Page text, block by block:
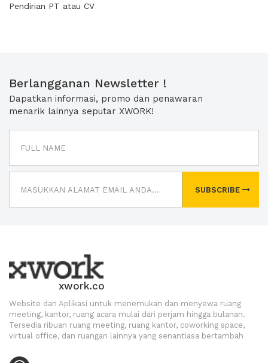
Pendirian PT atau CV
Berlangganan Newsletter !
Dapatkan informasi, promo dan penawaran
menarik lainnya seputar XWORK!
SUBSCRIBE
xwork.co
Website dan Aplikasi untuk menemukan dan menyewa ruang
meeting, kantor, ruang acara mulai dari perjam hingga bulanan.
Tersedia ribuan ruang meeting, ruang kantor, coworking space,
virtual office, dan ruangan lainnya yang senantiasa bertambah